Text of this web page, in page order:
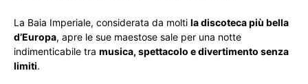
La Baia Imperiale, considerata da molti la discoteca più bella
d’Europa, apre le sue maestose sale per una notte
indimenticabile tra musica, spettacolo e divertimento senza
limiti.